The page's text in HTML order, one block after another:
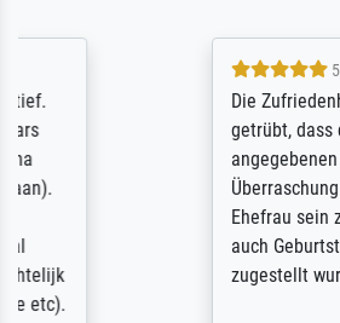
Die Zufriedenheit ist auch
getrübt, dass das Bild
angegebenen Lieferanschrift
Überraschung für die
Ehefrau sein zum Hochzeits-
auch Geburtstag sein) doch
zugestellt wurde.